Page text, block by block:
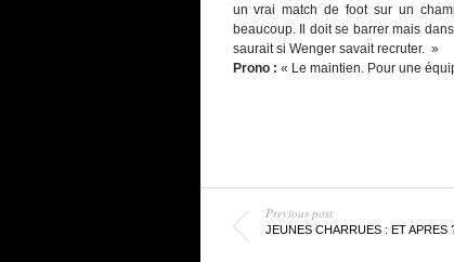
un vrai match de foot sur un
beaucoup. Il doit se barrer mais
saurait si Wenger savait recruter. »
Prono : « Le maintien. Pour une
Previous post
JEUNES CHARRUES : ET APRES